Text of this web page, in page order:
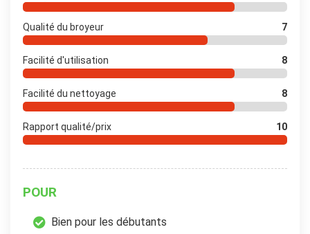
Qualité du broyeur 7
Facilité d'utilisation 8
Facilité du nettoyage 8
Rapport qualité/prix 10
POUR
Bien pour les débutants